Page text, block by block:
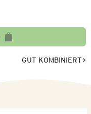
GUT KOMBINIERT